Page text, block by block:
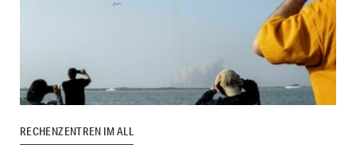
RECHENZENTREN IM ALL